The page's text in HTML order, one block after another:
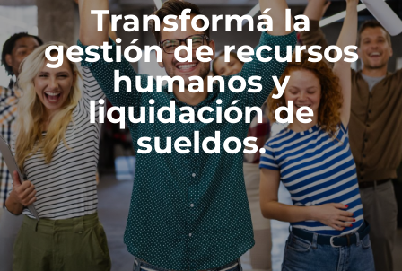
Transformá la
gestión de recursos
humanos y
liquidación de
sueldos.